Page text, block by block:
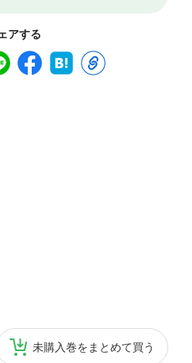
アする
未購入巻をまとめて買う